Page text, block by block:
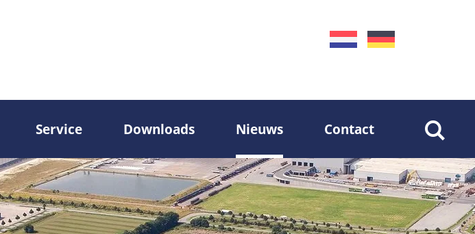
Service Downloads Nieuws Contact